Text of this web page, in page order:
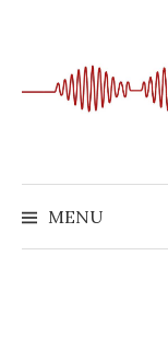
springen
MENU